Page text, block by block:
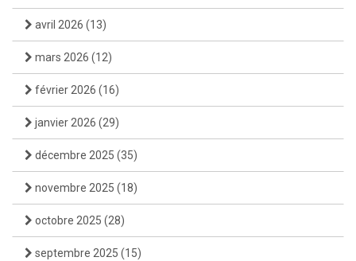
avril 2026 (13)
mars 2026 (12)
février 2026 (16)
janvier 2026 (29)
décembre 2025 (35)
novembre 2025 (18)
octobre 2025 (28)
septembre 2025 (15)